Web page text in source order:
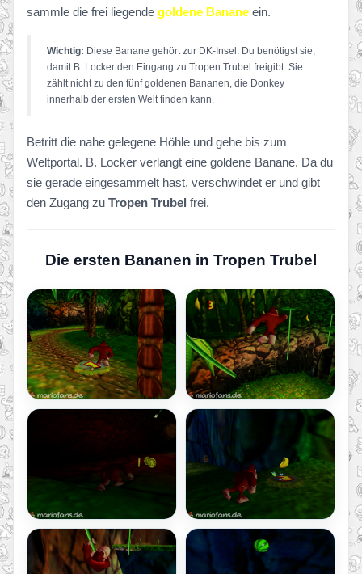
sammle die frei liegende goldene Banane ein.
Wichtig: Diese Banane gehört zur DK-Insel. Du benötigst sie,
damit B. Locker den Eingang zu Tropen Trubel freigibt. Sie
zählt nicht zu den fünf goldenen Bananen, die Donkey
innerhalb der ersten Welt finden kann.
Betritt die nahe gelegene Höhle und gehe bis zum
Weltportal. B. Locker verlangt eine goldene Banane. Da du
sie gerade eingesammelt hast, verschwindet er und gibt
den Zugang zu Tropen Trubel frei.
Die ersten Bananen in Tropen Trubel